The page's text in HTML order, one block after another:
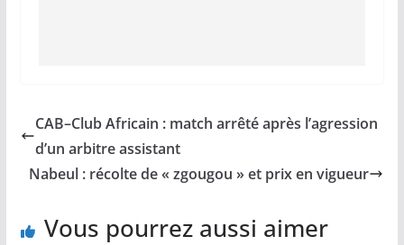
CAB–Club Africain : match arrêté après l’agression
d’un arbitre assistant
Nabeul : récolte de « zgougou » et prix en vigueur
Vous pourrez aussi aimer